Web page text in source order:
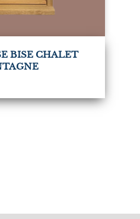
BISE CHALET